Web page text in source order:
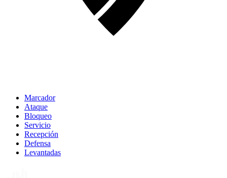
Marcador
Ataque
Bloqueo
Servicio
Recepción
Defensa
Levantadas